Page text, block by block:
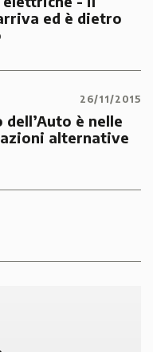
ed è dietro
26/11/2015
è nelle
alternative